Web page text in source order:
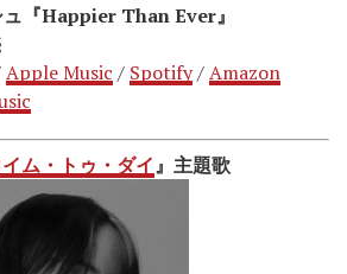
『Happier Than Ever』
Apple Music / Spotify/Amazon
ム・トゥ・ダイ』主題歌